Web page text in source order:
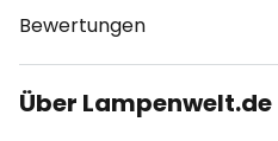
Bewertungen
Über Lampenwelt.de